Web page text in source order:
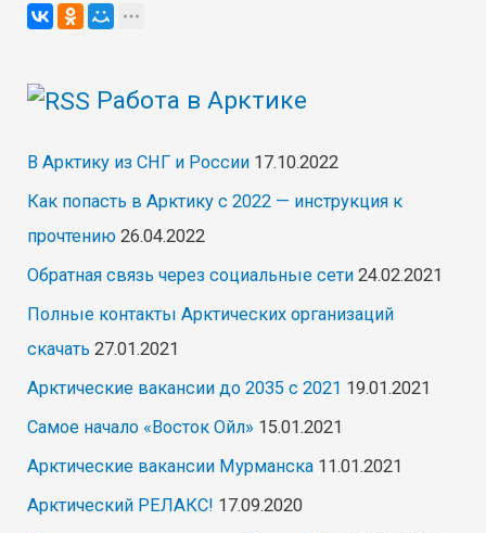
Работа в Арктике
В Арктику из СНГ и России 17.10.2022
Как попасть в Арктику с 2022 — инструкция к
прочтению 26.04.2022
Обратная связь через социальные сети 24.02.2021
Полные контакты Арктических организаций
скачать 27.01.2021
Арктические вакансии до 2035 с 2021 19.01.2021
Самое начало «Восток Ойл» 15.01.2021
Арктические вакансии Мурманска 11.01.2021
Арктический РЕЛАКС! 17.09.2020